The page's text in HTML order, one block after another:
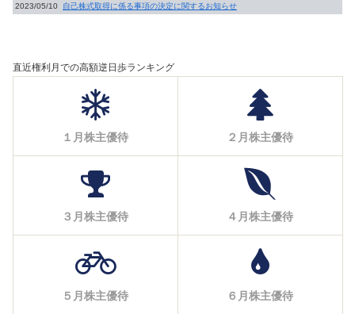
2023/05/10
自己株式取得に係る事項の決定に関するお知らせ
直近権利月での高額逆日歩ランキング
１月株主優待 ２月株主優待
３月株主優待 ４月株主優待
５月株主優待 ６月株主優待